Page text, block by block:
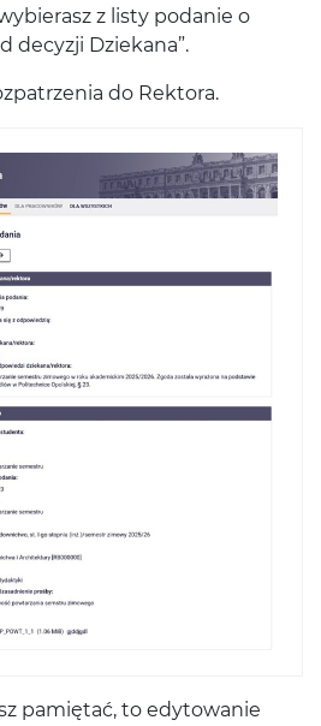
z listy podanie o
decyzji Dziekana”.
do Rektora.
pamiętać, to edytowanie